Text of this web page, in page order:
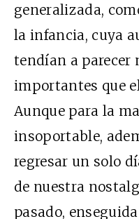
generalizada,
la infancia, cuya
tendían a parecer
importantes que
Aunque para la
insoportable,
regresar un solo
de nuestra
pasado,